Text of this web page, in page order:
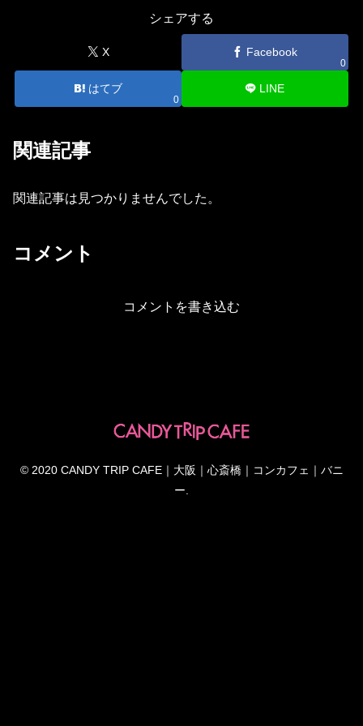
シェアする
X Facebook
0
はてブ
0
LINE
関連記事
関連記事は見つかりませんでした。
コメント
コメントを書き込む
© 2020 CANDY TRIP CAFE｜大阪｜心斎橋｜コンカフェ｜バニ
ー.